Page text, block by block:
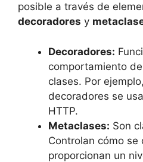
posible a través de
decoradores y
Decoradores:
comportamiento
clases. Por
decoradores se
HTTP.
Metaclases: Son
Controlan cómo se
proporcionan un